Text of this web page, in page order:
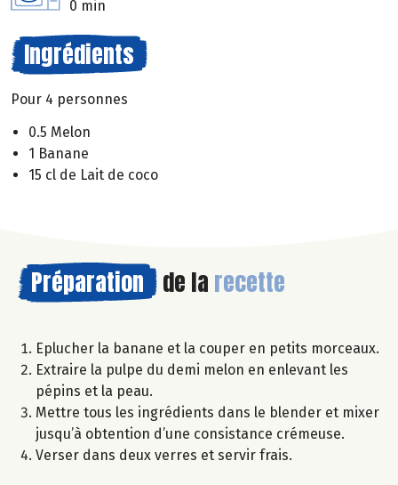
0 min
Ingrédients
Pour 4 personnes
0.5 Melon
1 Banane
15 cl de Lait de coco
Préparation de la recette
Eplucher la banane et la couper en petits morceaux.
Extraire la pulpe du demi melon en enlevant les
pépins et la peau.
Mettre tous les ingrédients dans le blender et mixer
jusqu’à obtention d’une consistance crémeuse.
Verser dans deux verres et servir frais.